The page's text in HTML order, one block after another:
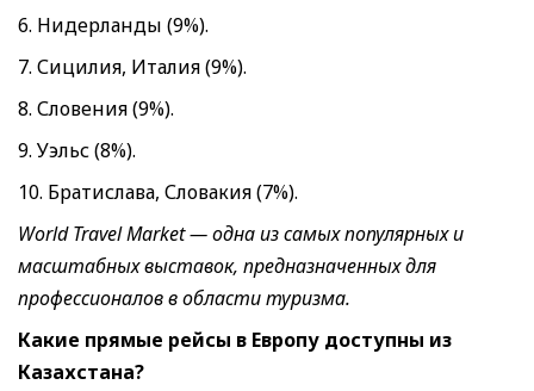
6. Нидерланды (9%).
7. Сицилия, Италия (9%).
8. Словения (9%).
9. Уэльс (8%).
10. Братислава, Словакия (7%).
World Travel Market — одна из самых популярных и
масштабных выставок, предназначенных для
профессионалов в области туризма.
Какие прямые рейсы в Европу доступны из
Казахстана?